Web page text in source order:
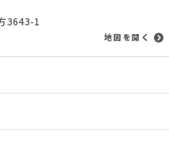
3643-1
地図を開く